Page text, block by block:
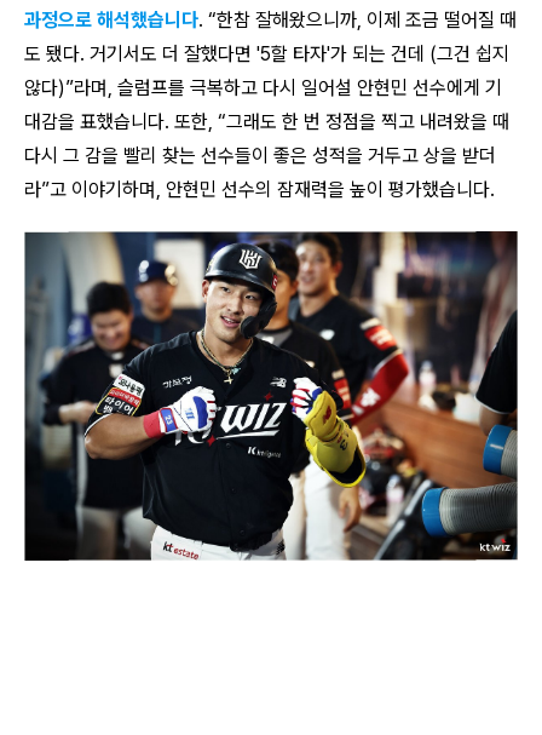
과정으로 해석했습니다. “한참 잘해왔으니까, 이제 조금 떨어질 때
도 됐다. 거기서도 더 잘했다면 '5할 타자'가 되는 건데 (그건 쉽지
않다)”라며, 슬럼프를 극복하고 다시 일어설 안현민 선수에게 기
대감을 표했습니다. 또한, “그래도 한 번 정점을 찍고 내려왔을 때
다시 그 감을 빨리 찾는 선수들이 좋은 성적을 거두고 상을 받더
라”고 이야기하며, 안현민 선수의 잠재력을 높이 평가했습니다.